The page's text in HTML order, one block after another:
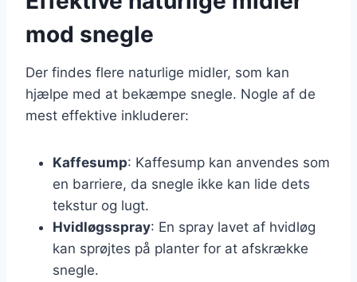
mod snegle
Der findes flere naturlige midler, som kan
hjælpe med at bekæmpe snegle. Nogle af de
mest effektive inkluderer:
Kaffesump: Kaffesump kan anvendes som
en barriere, da snegle ikke kan lide dets
tekstur og lugt.
Hvidløgsspray: En spray lavet af hvidløg
kan sprøjtes på planter for at afskrække
snegle.